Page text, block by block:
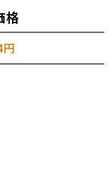
格